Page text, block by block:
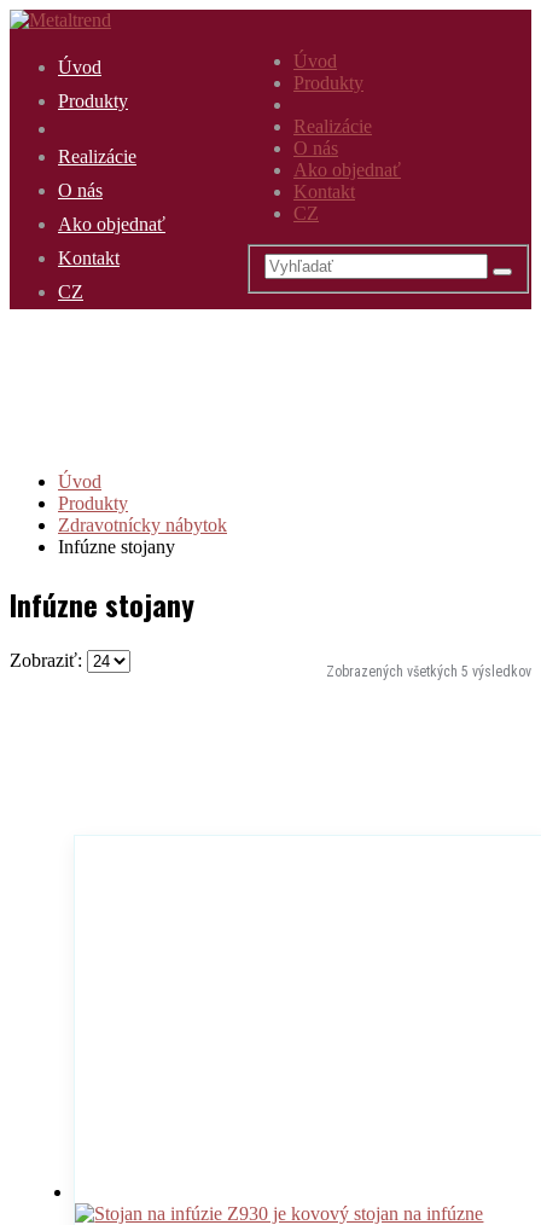
Úvod
Produkty
Realizácie
O nás
Ako objednať
Kontakt
CZ
Úvod
Produkty
Realizácie
O nás
Ako objednať
Kontakt
CZ
Úvod
Produkty
Zdravotnícky nábytok
Infúzne stojany
Infúzne stojany
Zobrazených všetkých 5 výsledkov
Zobraziť: